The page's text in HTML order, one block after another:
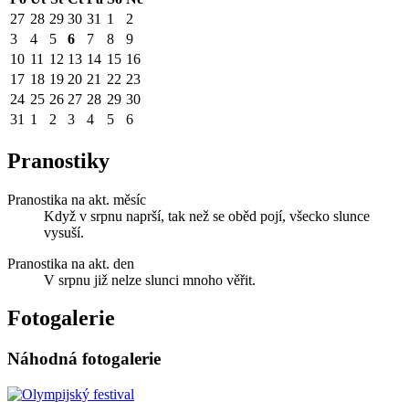
27 28 29 30 31 1
2
3
4 5 6 7 8
9
10 11 12 13 14 15 16
17 18 19 20 21 22 23
24 25 26 27 28 29 30
31 1 2 3 4 5 6
Pranostiky
Pranostika na akt. měsíc
Když v srpnu naprší, tak než se oběd pojí, všecko slunce
vysuší.
Pranostika na akt. den
V srpnu již nelze slunci mnoho věřit.
Fotogalerie
Náhodná fotogalerie